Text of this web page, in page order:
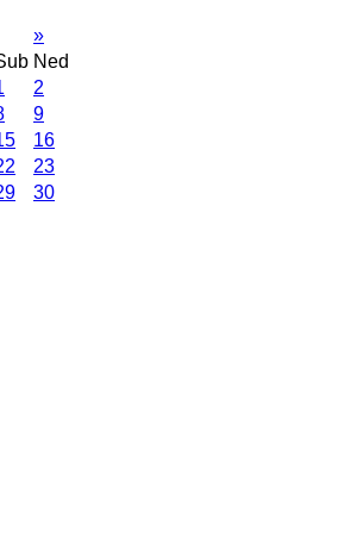
»
Ned
2
9
16
23
30